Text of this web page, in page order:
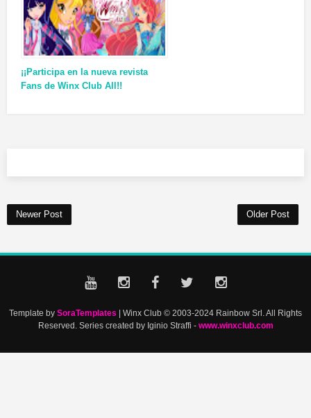
¡¡Participa en la nueva revista
Fans de Winx Club All!!
Newer Post Older Post
Template by SoraTemplates | Winx Club © 2003-2024 Rainbow Srl. All Rights
Reserved. Series created by Iginio Straffi - www.winxclub.com